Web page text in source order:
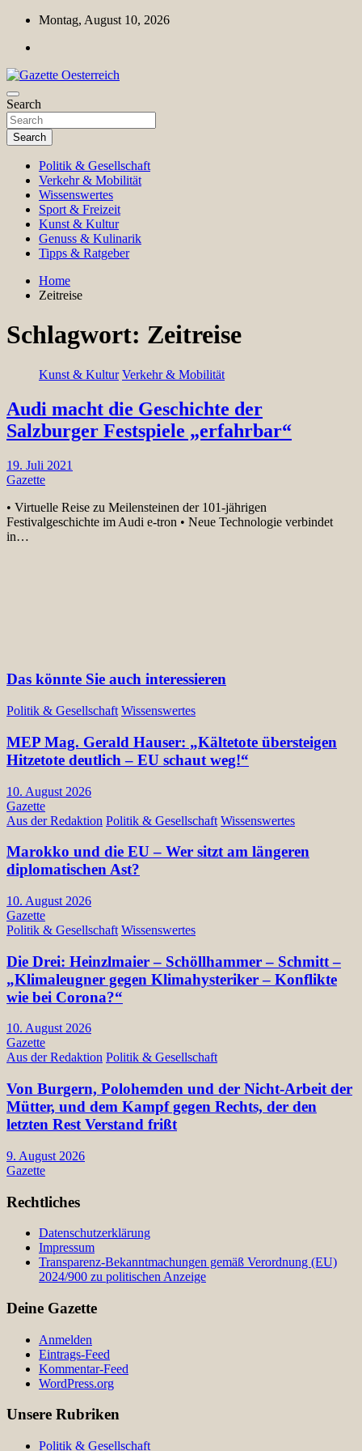
Skip
content
Montag, August 10, 2026
Gazette Oesterreich
Magazin für Freizeit, Politik, Kultur & Wissenschaft
Search
Search
Politik & Gesellschaft
Verkehr & Mobilität
Wissenswertes
Sport & Freizeit
Kunst & Kultur
Genuss & Kulinarik
Tipps & Ratgeber
Home
Zeitreise
Schlagwort: Zeitreise
Kunst & Kultur Verkehr & Mobilität
Audi macht die Geschichte der
Salzburger Festspiele „erfahrbar“
19. Juli 2021
Gazette
• Virtuelle Reise zu Meilensteinen der 101-jährigen
Festivalgeschichte im Audi e-tron • Neue Technologie verbindet
in…
Das könnte Sie auch interessieren
Politik & Gesellschaft Wissenswertes
MEP Mag. Gerald Hauser: „Kältetote übersteigen
Hitzetote deutlich – EU schaut weg!“
10. August 2026
Gazette
Aus der Redaktion Politik & Gesellschaft Wissenswertes
Marokko und die EU – Wer sitzt am längeren
diplomatischen Ast?
10. August 2026
Gazette
Politik & Gesellschaft Wissenswertes
Die Drei: Heinzlmaier – Schöllhammer – Schmitt –
„Klimaleugner gegen Klimahysteriker – Konflikte
wie bei Corona?“
10. August 2026
Gazette
Aus der Redaktion Politik & Gesellschaft
Von Burgern, Polohemden und der Nicht-Arbeit der
Mütter, und dem Kampf gegen Rechts, der den
letzten Rest Verstand frißt
9. August 2026
Gazette
Rechtliches
Datenschutzerklärung
Impressum
Transparenz-Bekanntmachungen gemäß Verordnung (EU)
2024/900 zu politischen Anzeige
Deine Gazette
Anmelden
Eintrags-Feed
Kommentar-Feed
WordPress.org
Unsere Rubriken
Politik & Gesellschaft